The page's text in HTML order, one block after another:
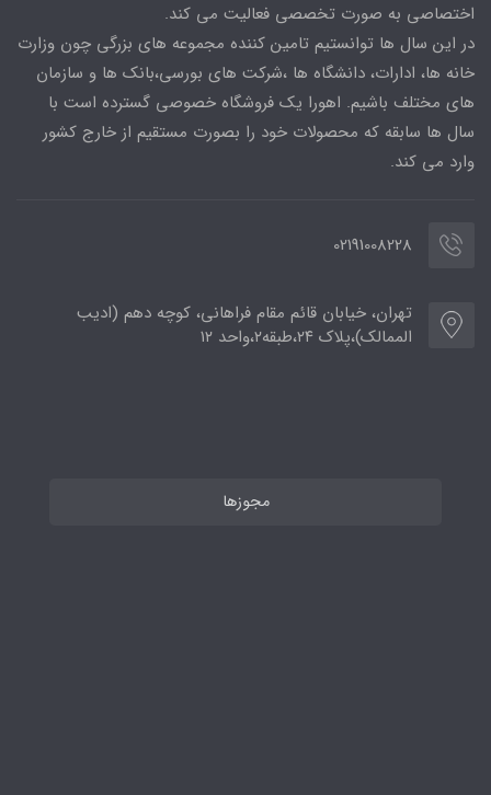
اختصاصی به صورت تخصصی فعالیت می کند.
در این سال ها توانستیم تامین کننده مجموعه های بزرگی چون وزارت
خانه ها، ادارات، دانشگاه ها ،شرکت های بورسی،بانک ها و سازمان
های مختلف باشیم. اهورا یک فروشگاه خصوصی گسترده است با
سال ها سابقه که محصولات خود را بصورت مستقیم از خارج کشور
وارد می کند.
02191008228
تهران، خیابان قائم مقام فراهانی، کوچه دهم (ادیب
الممالک)،پلاک ۲۴،طبقه۲،واحد ۱۲
مجوزها